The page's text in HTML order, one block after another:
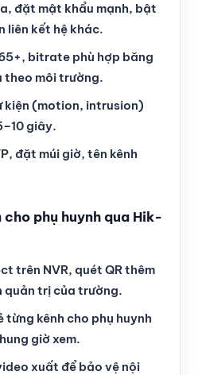
đặt mật khẩu mạnh, bật
liên kết hệ khác.
bitrate phù hợp băng
theo môi trường.
kiện (motion, intrusion)
giây.
đặt múi giờ, tên kênh
phụ huynh qua Hik-
trên NVR, quét QR thêm
trị của trường.
từng kênh cho phụ huynh
giờ xem.
xuất để bảo vệ nội